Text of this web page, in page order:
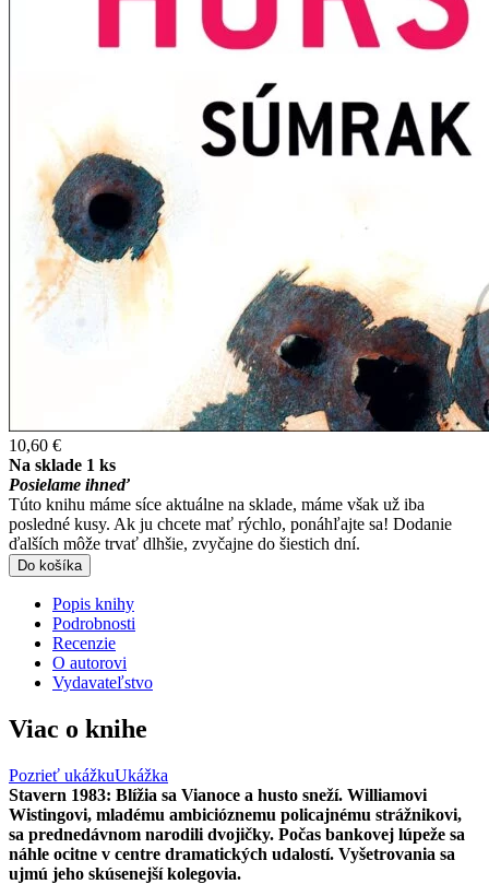
10,60 €
Na sklade 1 ks
Posielame ihneď
Túto knihu máme síce aktuálne na sklade, máme však už iba
posledné kusy. Ak ju chcete mať rýchlo, ponáhľajte sa! Dodanie
ďalších môže trvať dlhšie, zvyčajne do šiestich dní.
Do košíka
Popis knihy
Podrobnosti
Recenzie
O autorovi
Vydavateľstvo
Viac o knihe
Pozrieť ukážkuUkážka
Stavern 1983: Blížia sa Vianoce a husto sneží. Williamovi
Wistingovi, mladému ambicióznemu policajnému strážnikovi,
sa prednedávnom narodili dvojičky. Počas bankovej lúpeže sa
náhle ocitne v centre dramatických udalostí. Vyšetrovania sa
ujmú jeho skúsenejší kolegovia.